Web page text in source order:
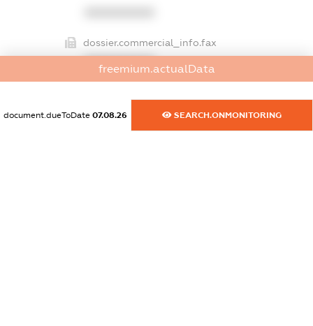
dossier.commercial_info.fax
XXXXXXXXXX
freemium.actualData
document.dueToDate 07.08.26 SEARCH.ONMONITORING